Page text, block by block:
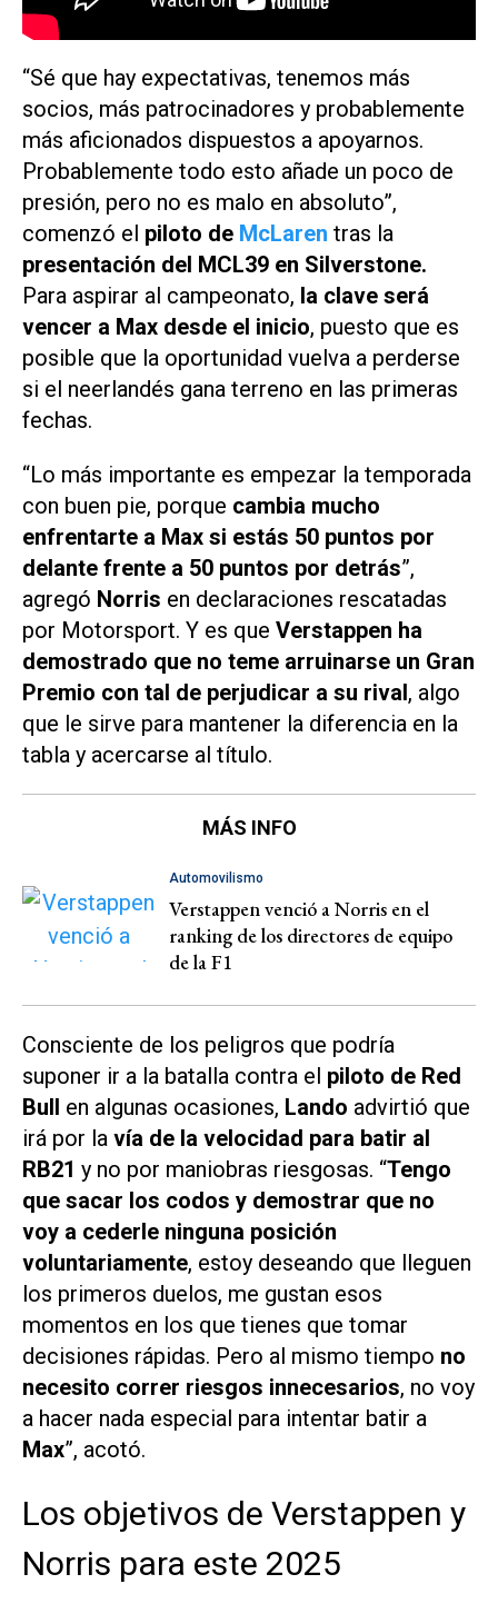
“Sé que hay expectativas, tenemos más
socios, más patrocinadores y probablemente
más aficionados dispuestos a apoyarnos.
Probablemente todo esto añade un poco de
presión, pero no es malo en absoluto”,
comenzó el piloto de McLaren tras la
presentación del MCL39 en Silverstone.
Para aspirar al campeonato, la clave será
vencer a Max desde el inicio, puesto que es
posible que la oportunidad vuelva a perderse
si el neerlandés gana terreno en las primeras
fechas.
“Lo más importante es empezar la temporada
con buen pie, porque cambia mucho
enfrentarte a Max si estás 50 puntos por
delante frente a 50 puntos por detrás”,
agregó Norris en declaraciones rescatadas
por Motorsport. Y es que Verstappen ha
demostrado que no teme arruinarse un Gran
Premio con tal de perjudicar a su rival, algo
que le sirve para mantener la diferencia en la
tabla y acercarse al título.
MÁS INFO
Automovilismo
Verstappen venció a Norris en el
ranking de los directores de equipo
de la F1
Consciente de los peligros que podría
suponer ir a la batalla contra el piloto de Red
Bull en algunas ocasiones, Lando advirtió que
irá por la vía de la velocidad para batir al
RB21 y no por maniobras riesgosas. “Tengo
que sacar los codos y demostrar que no
voy a cederle ninguna posición
voluntariamente, estoy deseando que lleguen
los primeros duelos, me gustan esos
momentos en los que tienes que tomar
decisiones rápidas. Pero al mismo tiempo no
necesito correr riesgos innecesarios, no voy
a hacer nada especial para intentar batir a
Max”, acotó.
Los objetivos de Verstappen y
Norris para este 2025